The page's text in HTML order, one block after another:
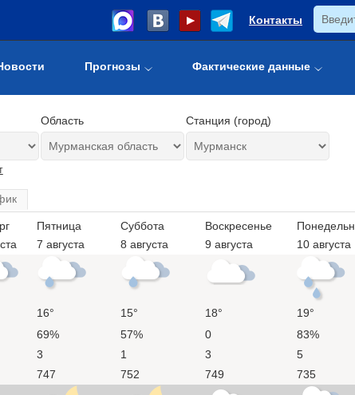
Контакты
Прогнозы Фактические данные
Область Станция (город)
Пятница
7 августа
Суббота
8 августа
Воскресенье
9 августа
10 августа
16° 15° 18° 19°
69% 57% 0 83%
3 1 3 5
747 752 749 735